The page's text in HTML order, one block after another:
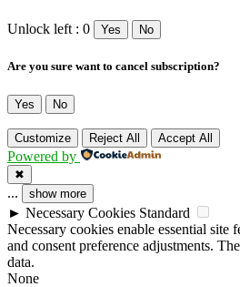
Unlock left : 0 Yes No
Are you sure want to cancel subscription?
Yes No
Customize Reject All Accept All
Powered by
✖
... show more
► Necessary Cookies Standard
Necessary cookies enable essential site
and consent preference adjustments.
data.
None